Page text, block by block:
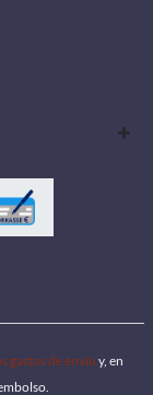
gastos de envío y, en